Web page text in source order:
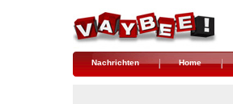
Nachrichten Home